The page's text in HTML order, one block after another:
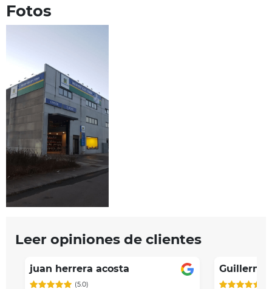
Fotos
Leer opiniones de clientes
juan herrera acosta
(5.0)
Guillermo